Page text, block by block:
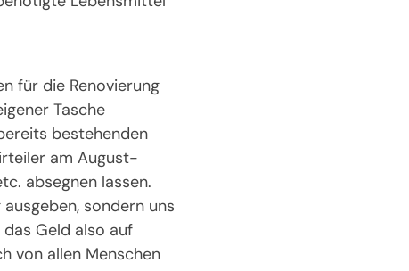
für die Renovierung
Tasche
bestehenden
am August-
absegnen lassen.
sondern uns
Geld also auf
von allen Menschen